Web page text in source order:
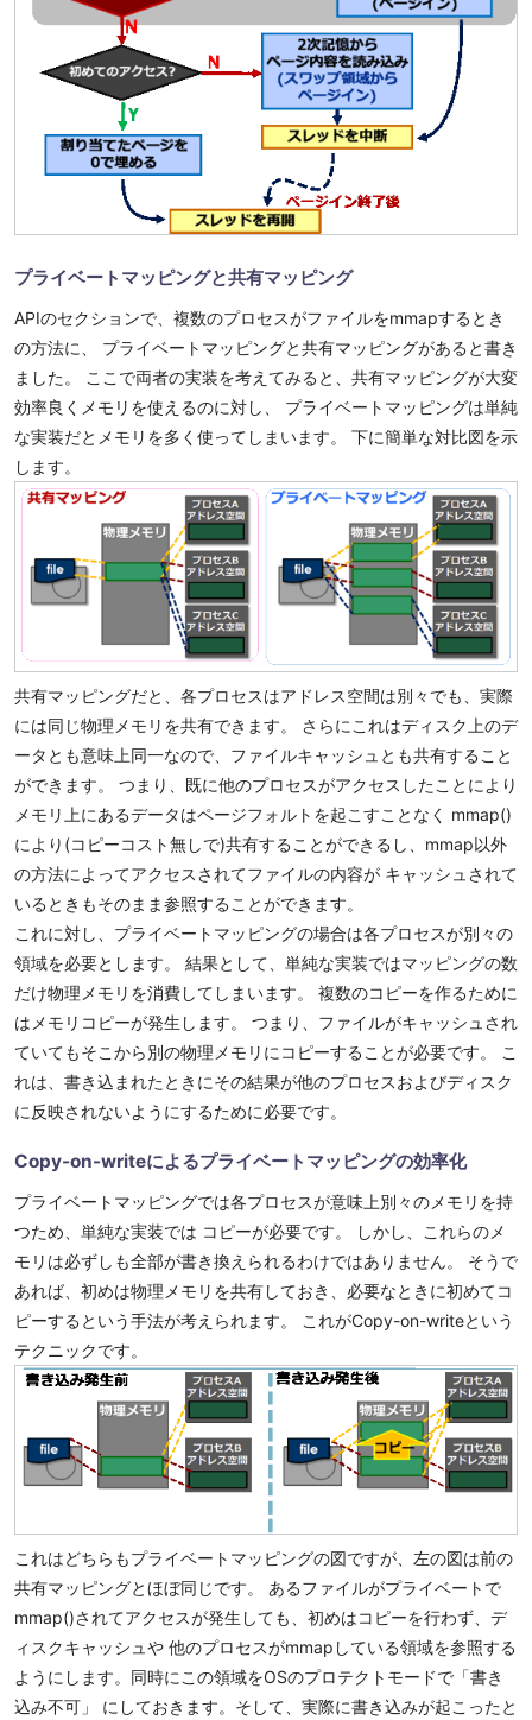
プライベートマッピングと共有マッピング
APIのセクションで、複数のプロセスがファイルをmmapするとき
の方法に、 プライベートマッピングと共有マッピングがあると書き
ました。 ここで両者の実装を考えてみると、共有マッピングが大変
効率良くメモリを使えるのに対し、 プライベートマッピングは単純
な実装だとメモリを多く使ってしまいます。 下に簡単な対比図を示
します。
共有マッピングだと、各プロセスはアドレス空間は別々でも、実際
には同じ物理メモリを共有できます。 さらにこれはディスク上のデ
ータとも意味上同一なので、ファイルキャッシュとも共有すること
ができます。 つまり、既に他のプロセスがアクセスしたことにより
メモリ上にあるデータはページフォルトを起こすことなく mmap()
により(コピーコスト無しで)共有することができるし、mmap以外
の方法によってアクセスされてファイルの内容が キャッシュされて
いるときもそのまま参照することができます。
これに対し、プライベートマッピングの場合は各プロセスが別々の
領域を必要とします。 結果として、単純な実装ではマッピングの数
だけ物理メモリを消費してしまいます。 複数のコピーを作るために
はメモリコピーが発生します。 つまり、ファイルがキャッシュされ
ていてもそこから別の物理メモリにコピーすることが必要です。 こ
れは、書き込まれたときにその結果が他のプロセスおよびディスク
に反映されないようにするために必要です。
Copy-on-writeによるプライベートマッピングの効率化
プライベートマッピングでは各プロセスが意味上別々のメモリを持
つため、単純な実装では コピーが必要です。 しかし、これらのメ
モリは必ずしも全部が書き換えられるわけではありません。 そうで
あれば、初めは物理メモリを共有しておき、必要なときに初めてコ
ピーするという手法が考えられます。 これがCopy-on-writeという
テクニックです。
これはどちらもプライベートマッピングの図ですが、左の図は前の
共有マッピングとほぼ同じです。 あるファイルがプライベートで
mmap()されてアクセスが発生しても、初めはコピーを行わず、デ
ィスクキャッシュや 他のプロセスがmmapしている領域を参照する
ようにします。同時にこの領域をOSのプロテクトモードで「書き
込み不可」 にしておきます。そして、実際に書き込みが起こったと